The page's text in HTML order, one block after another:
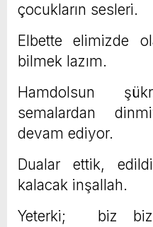
çocukların sesleri.
Elbette elimizde
bilmek lazım.
Hamdolsun
semalardan
devam ediyor.
Dualar ettik,
kalacak inşallah.
Yeterki; biz